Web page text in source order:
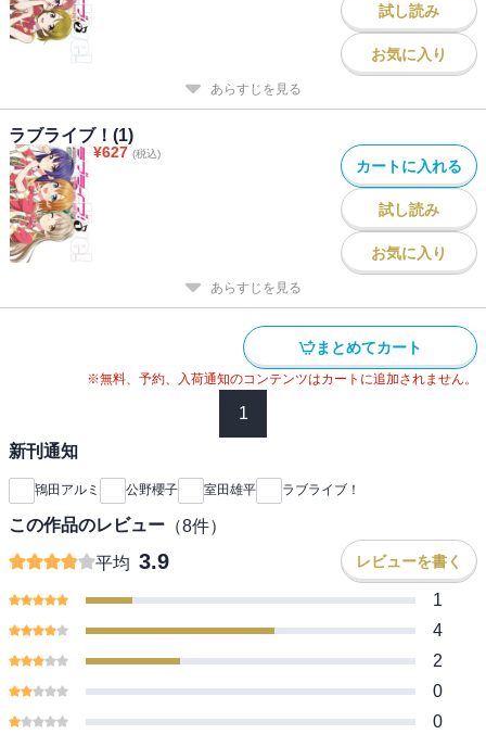
試し読み
お気に入り
あらすじを見る
ラブライブ！(1)
¥627 (税込)
カートに入れる
試し読み
お気に入り
あらすじを見る
まとめてカート
※無料、予約、入荷通知のコンテンツはカートに追加されません。
1
新刊通知
鴇田アルミ 公野櫻子 室田雄平 ラブライブ！
この作品のレビュー （8件）
平均 3.9 レビューを書く
1
4
2
0
0